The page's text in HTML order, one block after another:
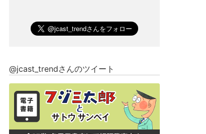
@jcast_trendさんのツイート